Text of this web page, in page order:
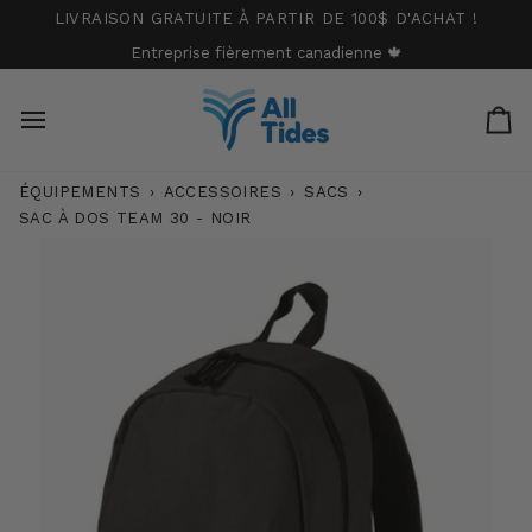
LIVRAISON GRATUITE À PARTIR DE 100$ D'ACHAT !
Entreprise fièrement canadienne 🍁
ÉQUIPEMENTS › ACCESSOIRES › SACS
›
SAC À DOS TEAM 30 - NOIR